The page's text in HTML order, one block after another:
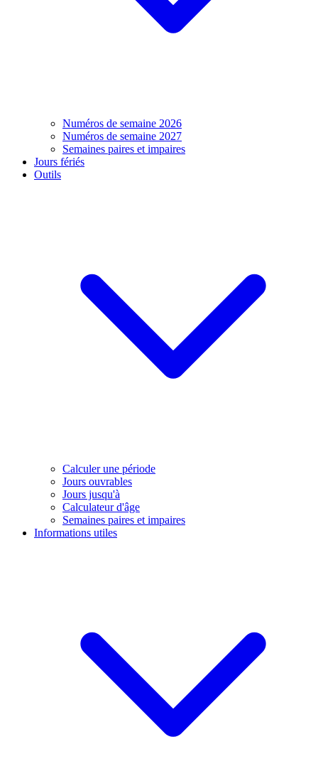
Numéros de semaine 2026
Numéros de semaine 2027
Semaines paires et impaires
Jours fériés
Outils
Calculer une période
Jours ouvrables
Jours jusqu'à
Calculateur d'âge
Semaines paires et impaires
Informations utiles